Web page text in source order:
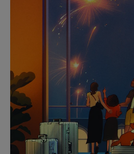
METTRE
PAUSE
POUR
RÉACTIVER
LE
SON